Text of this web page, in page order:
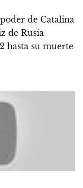
de Catalina
de Rusia
hasta su muerte